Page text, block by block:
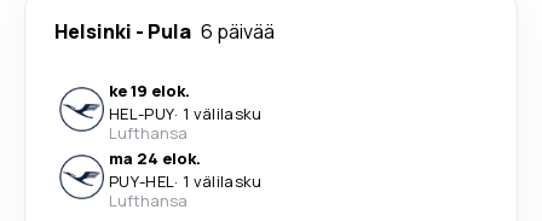
Helsinki - Pula 6 päivää
ke 19 elok.
HEL-PUY· 1 välilasku
Lufthansa
ma 24 elok.
PUY-HEL· 1 välilasku
Lufthansa